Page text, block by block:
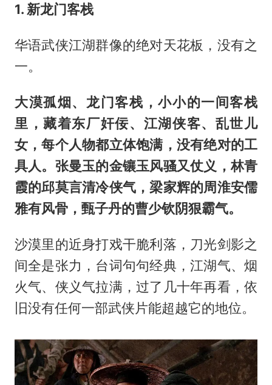
1. 新龙门客栈
华语武侠江湖群像的绝对天花板，没有之
一。
大漠孤烟、龙门客栈，小小的一间客栈
里，藏着东厂奸佞、江湖侠客、乱世儿
女，每个人物都立体饱满，没有绝对的工
具人。张曼玉的金镶玉风骚又仗义，林青
霞的邱莫言清冷侠气，梁家辉的周淮安儒
雅有风骨，甄子丹的曹少钦阴狠霸气。
沙漠里的近身打戏干脆利落，刀光剑影之
间全是张力，台词句句经典，江湖气、烟
火气、侠义气拉满，过了几十年再看，依
旧没有任何一部武侠片能超越它的地位。